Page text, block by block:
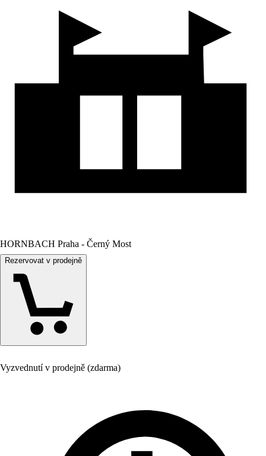
HORNBACH Praha - Černý Most
Rezervovat v prodejně
Vyzvednutí v prodejně (zdarma)